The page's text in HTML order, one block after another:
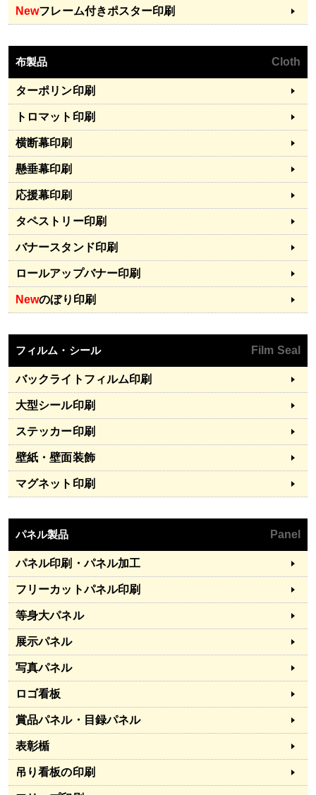
Newフレーム付きポスター印刷
布製品 Cloth
ターポリン印刷
トロマット印刷
横断幕印刷
懸垂幕印刷
応援幕印刷
タペストリー印刷
バナースタンド印刷
ロールアップバナー印刷
Newのぼり印刷
フィルム・シール Film Seal
バックライトフィルム印刷
大型シール印刷
ステッカー印刷
壁紙・壁面装飾
マグネット印刷
パネル製品 Panel
パネル印刷・パネル加工
フリーカットパネル印刷
等身大パネル
展示パネル
写真パネル
ロゴ看板
賞品パネル・目録パネル
表彰楯
吊り看板の印刷